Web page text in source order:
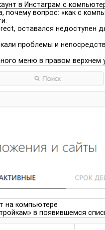
в Инстаграм с
почему вопрос: «как с
оставался недоступен
проблемы и
меню в правом
на компьютере
в появившемся